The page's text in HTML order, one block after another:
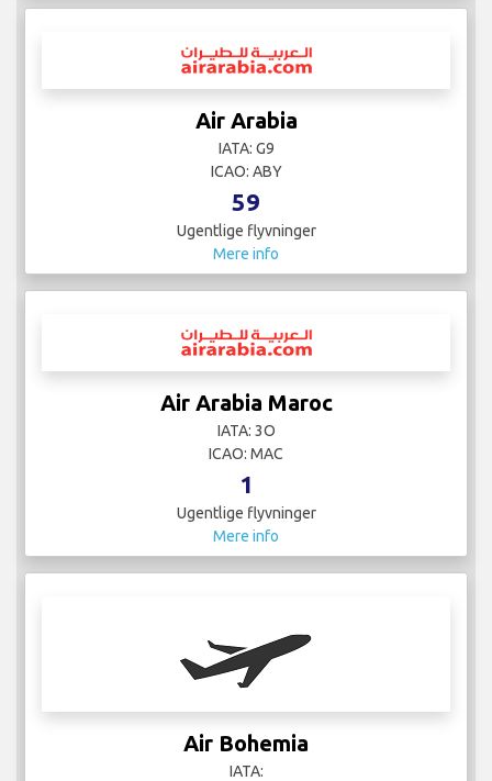
Air Arabia
IATA: G9
ICAO: ABY
59
Ugentlige flyvninger
Mere info
Air Arabia Maroc
IATA: 3O
ICAO: MAC
1
Ugentlige flyvninger
Mere info
Air Bohemia
IATA: